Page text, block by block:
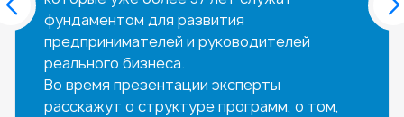
фундаментом для развития
предпринимателей и руководителей
реального бизнеса.
Во время презентации эксперты
расскажут о структуре программ, о том,